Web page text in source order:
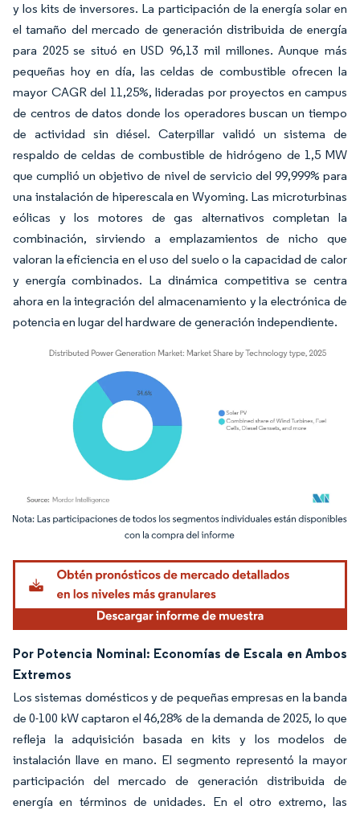
y los kits de inversores. La participación de la energía solar en
el tamaño del mercado de generación distribuida de energía
para 2025 se situó en USD 96,13 mil millones. Aunque más
pequeñas hoy en día, las celdas de combustible ofrecen la
mayor CAGR del 11,25%, lideradas por proyectos en campus
de centros de datos donde los operadores buscan un tiempo
de actividad sin diésel. Caterpillar validó un sistema de
respaldo de celdas de combustible de hidrógeno de 1,5 MW
que cumplió un objetivo de nivel de servicio del 99,999% para
una instalación de hiperescala en Wyoming. Las microturbinas
eólicas y los motores de gas alternativos completan la
combinación, sirviendo a emplazamientos de nicho que
valoran la eficiencia en el uso del suelo o la capacidad de calor
y energía combinados. La dinámica competitiva se centra
ahora en la integración del almacenamiento y la electrónica de
potencia en lugar del hardware de generación independiente.
Imagen © Mordor Intelligence. El uso requiere atribución según CC BY 4.0.
Por Potencia Nominal: Economías de Escala en Ambos
Extremos
Los sistemas domésticos y de pequeñas empresas en la banda
de 0-100 kW captaron el 46,28% de la demanda de 2025, lo que
refleja la adquisición basada en kits y los modelos de
instalación llave en mano. El segmento representó la mayor
participación del mercado de generación distribuida de
energía en términos de unidades. En el otro extremo, las